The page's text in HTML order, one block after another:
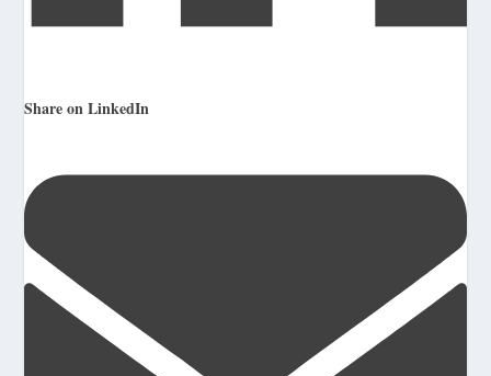
Share on LinkedIn